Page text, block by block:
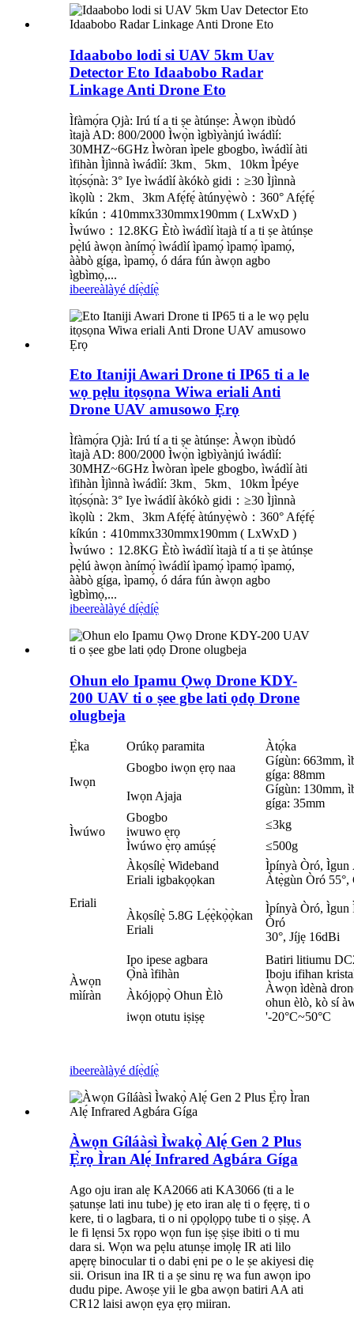
Idaabobo lodi si UAV 5km Uav
Detector Eto Idaabobo Radar
Linkage Anti Drone Eto
Ìfàmọ́ra Ọjà: Irú tí a ti ṣe àtúnṣe: Àwọn ibùdó
ìtajà AD: 800/2000 Ìwọ̀n ìgbìyànjú ìwádìí:
30MHZ~6GHz Ìwòran ìpele gbogbo, ìwádìí àti
ìfihàn Ìjìnnà ìwádìí: 3km、5km、10km Ìpéye
ìtọ́sọ́nà: 3° Iye ìwádìí àkókò gidi：≥30 Ìjìnnà
ìkọlù：2km、3km Afẹ́fẹ́ àtúnyẹ̀wò：360° Afẹ́fẹ́
kíkún：410mmx330mmx190mm ( LxWxD )
Ìwúwo：12.8KG Ètò ìwádìí ìtajà tí a ti ṣe àtúnṣe
pẹ̀lú àwọn ànímọ́ ìwádìí ìpamọ́ ìpamọ́ ìpamọ́,
ààbò gíga, ìpamọ́, ó dára fún àwọn agbo
ìgbìmọ̀,...
ibeereàlàyé díẹ̀díẹ̀
Eto Itaniji Awari Drone ti IP65 ti a le
wọ pẹlu itọsọna Wiwa eriali Anti
Drone UAV amusowo Ẹrọ
Ìfàmọ́ra Ọjà: Irú tí a ti ṣe àtúnṣe: Àwọn ibùdó
ìtajà AD: 800/2000 Ìwọ̀n ìgbìyànjú ìwádìí:
30MHZ~6GHz Ìwòran ìpele gbogbo, ìwádìí àti
ìfihàn Ìjìnnà ìwádìí: 3km、5km、10km Ìpéye
ìtọ́sọ́nà: 3° Iye ìwádìí àkókò gidi：≥30 Ìjìnnà
ìkọlù：2km、3km Afẹ́fẹ́ àtúnyẹ̀wò：360° Afẹ́fẹ́
kíkún：410mmx330mmx190mm ( LxWxD )
Ìwúwo：12.8KG Ètò ìwádìí ìtajà tí a ti ṣe àtúnṣe
pẹ̀lú àwọn ànímọ́ ìwádìí ìpamọ́ ìpamọ́ ìpamọ́,
ààbò gíga, ìpamọ́, ó dára fún àwọn agbo
ìgbìmọ̀,...
ibeereàlàyé díẹ̀díẹ̀
Ohun elo Ipamu Ọwọ Drone KDY-
200 UAV ti o ṣee gbe lati ọdọ Drone
olugbeja
Ẹ̀ka Orúkọ paramita Àtọ́ka
Iwọn
Gbogbo iwọn ẹrọ naa
Gígùn: 663mm,
gíga: 88mm
Iwọn Ajaja
Gígùn: 130mm,
gíga: 35mm
Ìwúwo
Gbogbo
iwuwo ẹrọ
≤3kg
Ìwúwo ẹ̀rọ amúṣẹ́
≤500g
Eriali
Àkọsílẹ̀ Wideband
Eriali igbakọọkan
Ìpínyà Òró, Ìgun
Àtẹ̀gùn Òró
Àkọsílẹ̀ 5.8G Lẹ́ẹ̀kọ̀ọ̀kan
Eriali
Ìpínyà Òró, Ìgun
Òró
30°, Jíjẹ 16dBi
Àwọn
mìíràn
Ipo ipese agbara
Batiri litiumu
Ọ̀nà ìfihàn
Iboju ifihan
Àkójọpọ̀ Ohun Èlò
Àwọn ìdènà
ohun èlò, kò sí
iwọn otutu iṣiṣẹ
'-20°C~50°C
ibeereàlàyé díẹ̀díẹ̀
Àwọn Gíláàsì Ìwakọ̀ Alẹ́ Gen 2 Plus
Ẹ̀rọ Ìran Alẹ́ Infrared Agbára Gíga
Ago oju iran alẹ KA2066 ati KA3066 (ti a le
ṣatunṣe lati inu tube) jẹ eto iran alẹ ti o fẹẹrẹ, ti o
kere, ti o lagbara, ti o ni ọpọlọpọ tube ti o ṣiṣẹ. A
le fi lẹnsi 5x rọpo wọn fun iṣẹ ṣiṣe ibiti o ti mu
dara si. Wọn wa pẹlu atunṣe imọlẹ IR ati lilo
apẹrẹ binocular ti o dabi ẹni pe o le ṣe akiyesi diẹ
sii. Orisun ina IR ti a ṣe sinu rẹ wa fun awọn ipo
dudu pipe. Awoṣe yii le gba awọn batiri AA ati
CR12 laisi awọn ẹya ẹrọ miiran.